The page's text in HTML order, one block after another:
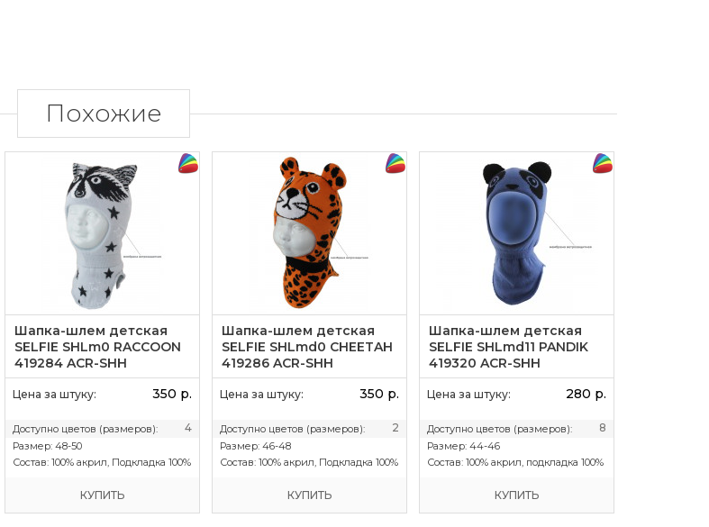
Похожие
Шапка-шлем детская
SELFIE SHLm0 RACCOON
419284 ACR-SHH
(SHELTER)
Цена за штуку: 350 р.
Доступно цветов (размеров): 4
Размер: 48-50
Состав: 100% акрил, Подкладка 100%
КУПИТЬ
Шапка-шлем детская
SELFIE SHLmd0 CHEETAH
419286 ACR-SHH
(SHELTER)
Цена за штуку: 350 р.
Доступно цветов (размеров): 2
Размер: 46-48
Состав: 100% акрил, Подкладка 100%
КУПИТЬ
Шапка-шлем детская
SELFIE SHLmd11 PANDIK
419320 ACR-SHH
(SHELTER)
Цена за штуку: 280 р.
Доступно цветов (размеров): 8
Размер: 44-46
Состав: 100% акрил, подкладка 100%
КУПИТЬ